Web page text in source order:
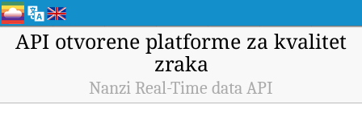
API otvorene platforme za kvalitet
zraka
Nanzi Real-Time data API